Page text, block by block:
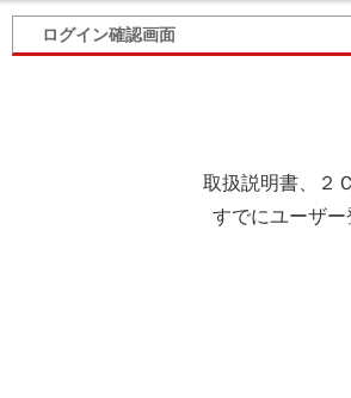
ログイン確認画面
取扱説明書、２
すでにユーザ